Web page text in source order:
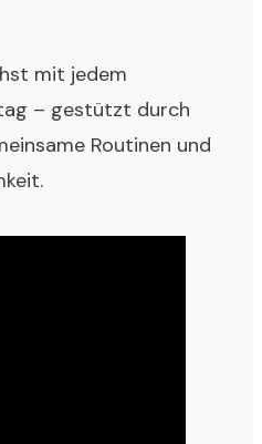
mit jedem
– gestützt durch
Routinen und